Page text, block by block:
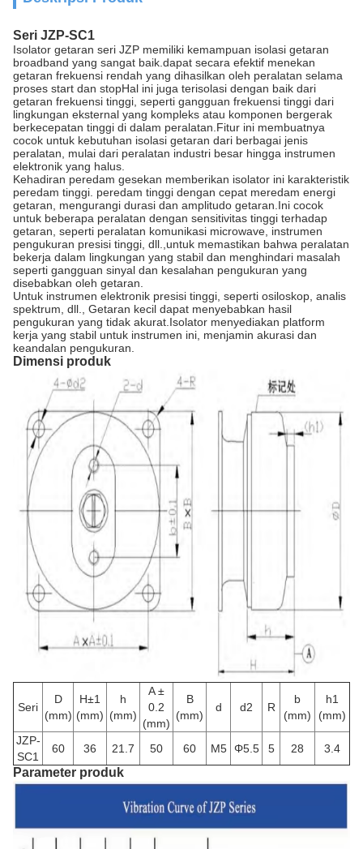
Seri JZP-SC1
Isolator getaran seri JZP memiliki kemampuan isolasi getaran
broadband yang sangat baik.dapat secara efektif menekan
getaran frekuensi rendah yang dihasilkan oleh peralatan selama
proses start dan stopHal ini juga terisolasi dengan baik dari
getaran frekuensi tinggi, seperti gangguan frekuensi tinggi dari
lingkungan eksternal yang kompleks atau komponen bergerak
berkecepatan tinggi di dalam peralatan.Fitur ini membuatnya
cocok untuk kebutuhan isolasi getaran dari berbagai jenis
peralatan, mulai dari peralatan industri besar hingga instrumen
elektronik yang halus.
Kehadiran peredam gesekan memberikan isolator ini karakteristik
peredam tinggi. peredam tinggi dengan cepat meredam energi
getaran, mengurangi durasi dan amplitudo getaran.Ini cocok
untuk beberapa peralatan dengan sensitivitas tinggi terhadap
getaran, seperti peralatan komunikasi microwave, instrumen
pengukuran presisi tinggi, dll.,untuk memastikan bahwa peralatan
bekerja dalam lingkungan yang stabil dan menghindari masalah
seperti gangguan sinyal dan kesalahan pengukuran yang
disebabkan oleh getaran.
Untuk instrumen elektronik presisi tinggi, seperti osiloskop, analis
spektrum, dll., Getaran kecil dapat menyebabkan hasil
pengukuran yang tidak akurat.Isolator menyediakan platform
kerja yang stabil untuk instrumen ini, menjamin akurasi dan
keandalan pengukuran.
Dimensi produk
Seri
D
(mm)
H±1
(mm)
h
(mm)
A ±
0.2
(mm)
B
(mm)
d d2 R
b
(mm)
h1
(mm)
JZP-
SC1
60 36 21.7 50 60 M5 Φ5.5 5 28 3.4
Parameter produk